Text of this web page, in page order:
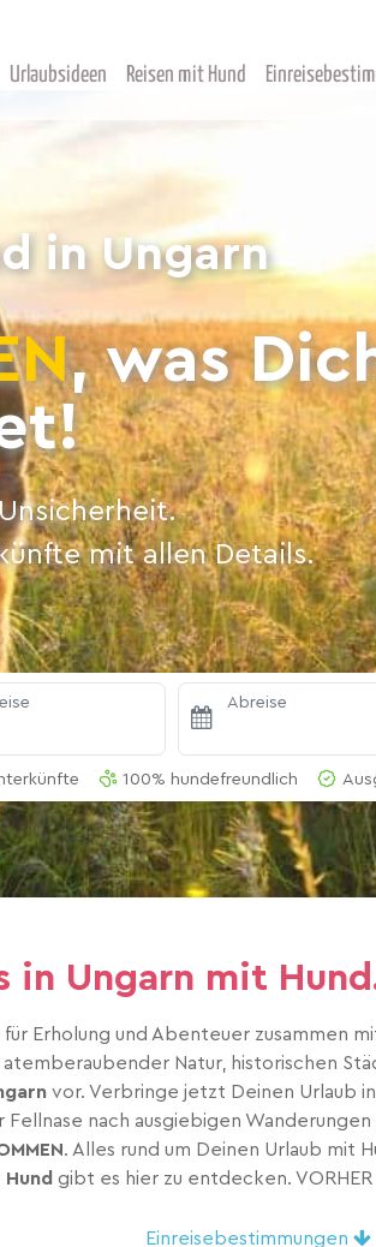
Urlaubsideen Reisen mit Hund
in Ungarn
, was
mit allen Details.
Abreise
100% hundefreundlich
in Ungarn mit
für Erholung und Abenteuer zusammen
Natur, historischen
vor. Verbringe jetzt Deinen Urlaub in
nach ausgiebigen
. Alles rund um Deinen Urlaub mit
gibt es hier zu entdecken.
Einreisebestimmungen